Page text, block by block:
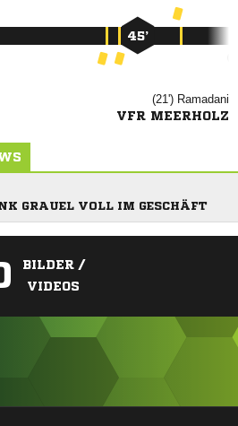
45’
(21') 
VFR MEERHOLZ
GRAUEL VOLL IM GESCHÄFT
BILDER /
VIDEOS